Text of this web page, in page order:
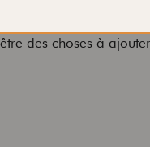
des choses à